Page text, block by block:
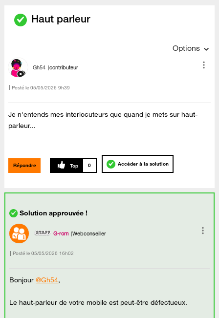
Haut parleur
Options
Gh54 contributeur
Posté le ‎05/05/2026 9h39
Je n'entends mes interlocuteurs que quand je mets sur haut-
parleur...
Répondre 0 Accéder à la solution
G-rom Webconseiller
Posté le ‎05/05/2026 16h02
Bonjour@Gh54,
Le haut-parleur de votre mobile est peut-être défectueux.